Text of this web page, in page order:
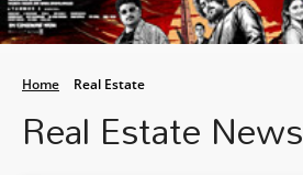
Home Real Estate
Real Estate News